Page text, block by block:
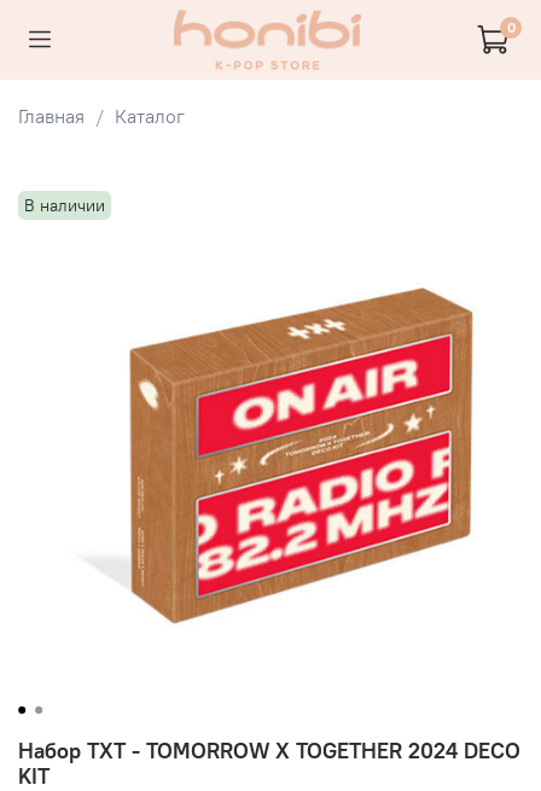
0
Главная Каталог
В наличии
Набор TXT - TOMORROW X TOGETHER 2024 DECO
KIT